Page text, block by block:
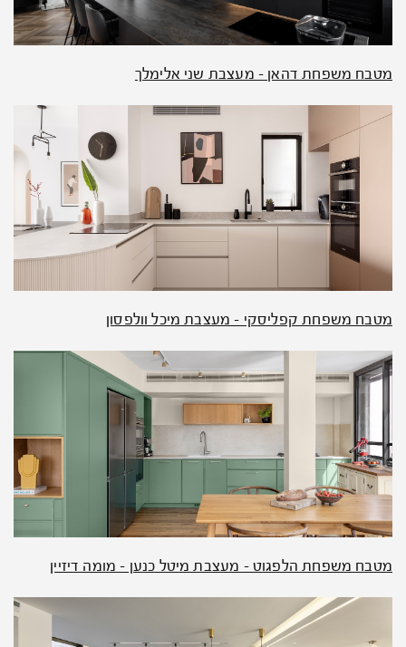
מטבח משפחת דהאן – מעצבת שני אלימלך
מטבח משפחת קפליסקי – מעצבת מיכל וולפסון
מטבח משפחת הלפגוט – מעצבת מיטל כנען – מומה דיזיין